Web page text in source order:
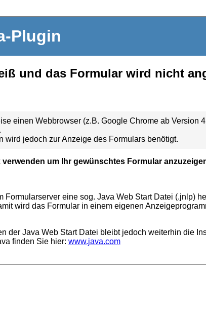
Plugin
und das Formular wird nicht
einen Webbrowser (z.B. Google Chrome ab Version
wird jedoch zur Anzeige des Formulars benötigt.
um Ihr gewünschtes Formular
Formularserver eine sog. Java Web Start Datei (.jnlp)
wird das Formular in einem eigenen
der Java Web Start Datei bleibt jedoch weiterhin die
finden Sie hier: www.java.com